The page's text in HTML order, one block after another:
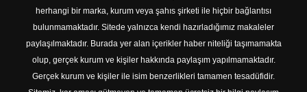
herhangi bir marka, kurum veya şahıs şirketi ile hiçbir bağlantısı
bulunmamaktadır. Sitede yalnızca kendi hazırladığımız makaleler
paylaşılmaktadır. Burada yer alan içerikler haber niteliği taşımamakta
olup, gerçek kurum ve kişiler hakkında paylaşım yapılmamaktadır.
Gerçek kurum ve kişiler ile isim benzerlikleri tamamen tesadüfidir.